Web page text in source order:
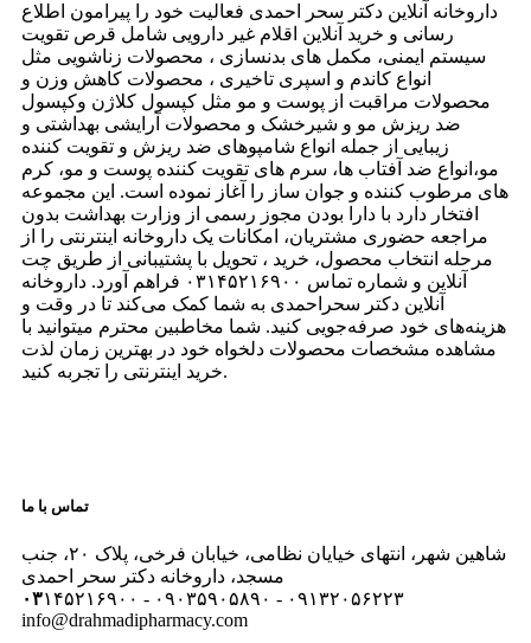
داروخانه آنلاین دکتر سحر احمدی فعالیت خود را پیرامون اطلاع
رسانی و خرید آنلاین اقلام غیر دارویی شامل قرص تقویت
سیستم ایمنی، مکمل های بدنسازی ، محصولات زناشویی مثل
انواع کاندم و اسپری تاخیری ، محصولات کاهش وزن و
محصولات مراقبت از پوست و مو مثل کپسول کلاژن وکپسول
ضد ریزش مو و شیرخشک و محصولات آرایشی بهداشتی و
زیبایی از جمله انواع شامپوهای ضد ریزش و تقویت کننده
مو،انواع ضد آفتاب ها، سرم های تقویت کننده پوست و مو، کرم
های مرطوب کننده و جوان ساز را آغاز نموده است. این مجموعه
افتخار دارد با دارا بودن مجوز رسمی از وزارت بهداشت بدون
مراجعه حضوری مشتریان، امکانات یک داروخانه اینترنتی را از
مرحله انتخاب محصول، خرید ، تحویل با پشتیبانی از طریق چت
آنلاین و شماره تماس ۰۳۱۴۵۲۱۶۹۰۰ فراهم آورد. داروخانه
آنلاین دکتر سحراحمدی به شما کمک می‌کند تا در وقت و
هزینه‌های خود صرفه‌جویی کنید. شما مخاطبین محترم میتوانید با
مشاهده مشخصات محصولات دلخواه خود در بهترین زمان لذت
خرید اینترنتی را تجربه کنید.
تماس با ما
شاهین شهر، انتهای خیایان نظامی، خیابان فرخی، پلاک ۲۰، جنب
مسجد، داروخانه دکتر سحر احمدی
۰۳۱۴۵۲۱۶۹۰۰ - ۰۹۰۳۵۹۰۵۸۹۰ - ۰۹۱۳۲۰۵۶۲۲۳
info@drahmadipharmacy.com